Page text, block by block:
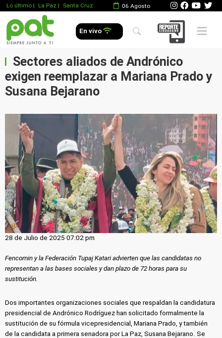
Lo último | La Paz | Santa Cruz 06 Agosto
En vivo Mobile
Sectores aliados de Andrónico
exigen reemplazar a Mariana Prado y
Susana Bejarano
28 de Julio de 2025 07:02 pm
Fencomin y la Federación Tupaj Katari advierten que las candidatas no
representan a las bases sociales y dan plazo de 72 horas para su
sustitución.
Dos importantes organizaciones sociales que respaldan la candidatura
presidencial de Andrónico Rodríguez han solicitado formalmente la
sustitución de su fórmula vicepresidencial, Mariana Prado, y también
de la candidata a primera senadora por La Paz, Susana Bejarano. Se